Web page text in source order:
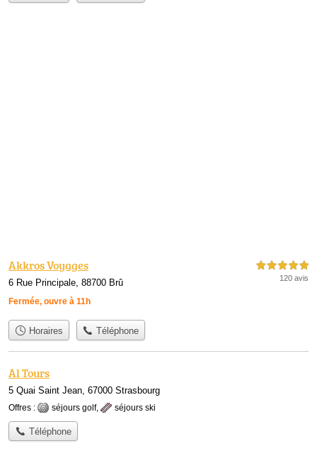
Akkros Voyages
6 Rue Principale, 88700 Brû
Fermée, ouvre à 11h
5,0 étoiles sur 5
120 avis
Horaires Téléphone
Al Tours
5 Quai Saint Jean, 67000 Strasbourg
Offres : séjours golf, séjours ski
Téléphone